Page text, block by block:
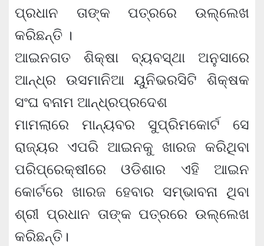
ପ୍ରଧାନ ତାଙ୍କ ପତ୍ରରେ ଉଲ୍ଲେଖ
କରିଛନ୍ତି ।
ଆଇନଗତ ଶିକ୍ଷା ବ୍ୟବସ୍ଥା ଅନୁସାରେ
ଆନ୍ଧ୍ର ଉସମାନିଆ ୟୁନିଭରସିଟି ଶିକ୍ଷକ
ସଂଘ ବନାମ ଆନ୍ଧ୍ରପ୍ରଦେଶ
ମାମଲାରେ ମାନ୍ୟବର ସୁପ୍ରିମକୋର୍ଟ ସେ
ରାଜ୍ୟର ଏପରି ଆଇନକୁ ଖାରଜ କରିଥିବା
ପରିପ୍ରେକ୍ଷୀରେ ଓଡିଶାର ଏହି ଆଇନ
କୋର୍ଟରେ ଖାରଜ ହେବାର ସମ୍ଭାବନା ଥିବା
ଶ୍ରୀ ପ୍ରଧାନ ତାଙ୍କ ପତ୍ରରେ ଉଲ୍ଲେଖ
କରିଛନ୍ତି।